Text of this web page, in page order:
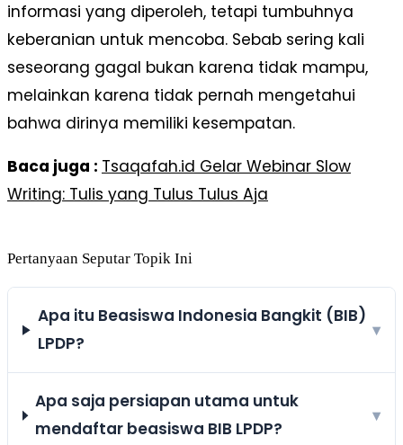
informasi yang diperoleh, tetapi tumbuhnya
keberanian untuk mencoba. Sebab sering kali
seseorang gagal bukan karena tidak mampu,
melainkan karena tidak pernah mengetahui
bahwa dirinya memiliki kesempatan.
Baca juga : Tsaqafah.id Gelar Webinar Slow
Writing: Tulis yang Tulus Tulus Aja
Pertanyaan Seputar Topik Ini
Apa itu Beasiswa Indonesia Bangkit (BIB)
LPDP?
▾
Apa saja persiapan utama untuk
mendaftar beasiswa BIB LPDP?
▾